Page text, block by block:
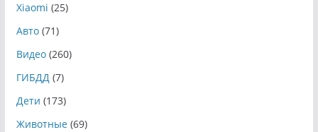
Xiaomi (25)
Авто(71)
Видео(260)
ГИБДД(7)
Дети (173)
Животные(69)